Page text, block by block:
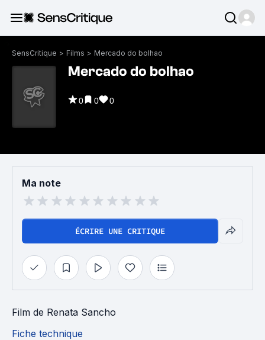
SensCritique > Films > Mercado do bolhao
Mercado do bolhao
0 0 0
Ma note
ÉCRIRE UNE CRITIQUE
Film de Renata Sancho
Fiche technique